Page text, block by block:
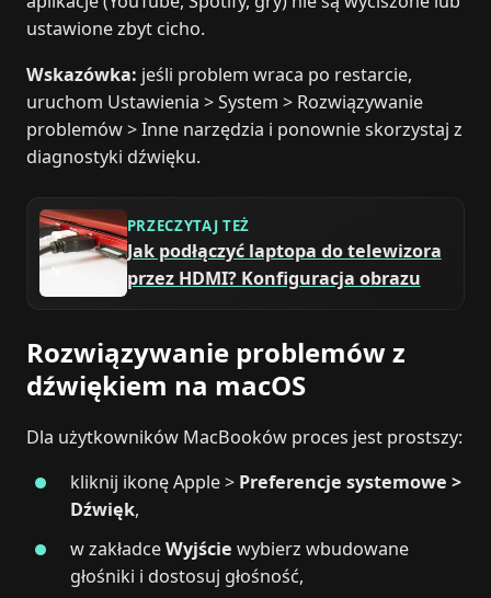
ustawione zbyt cicho.
Wskazówka: jeśli problem wraca po restarcie,
uruchom Ustawienia > System > Rozwiązywanie
problemów > Inne narzędzia i ponownie skorzystaj z
diagnostyki dźwięku.
PRZECZYTAJ TEŻ
Jak podłączyć laptopa do telewizora
przez HDMI? Konfiguracja obrazu
Rozwiązywanie problemów z
dźwiękiem na macOS
Dla użytkowników MacBooków proces jest prostszy:
kliknij ikonę Apple > Preferencje systemowe >
Dźwięk,
w zakładceWyjście wybierz wbudowane
głośniki i dostosuj głośność,